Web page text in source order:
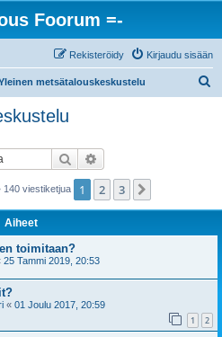
Foorum =-
Kirjaudu sisään
Rekisteröidy
metsätalouskeskustelu
Etsi
140 viestiketjua 1 2 3
Aiheet
toimitaan?
25 Tammi 2019, 20:53
« 01 Joulu 2017, 20:59
1 2